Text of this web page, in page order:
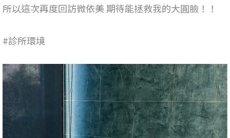
所以這次再度回訪微依美 期待能拯救我的大圓臉！！
#診所環境